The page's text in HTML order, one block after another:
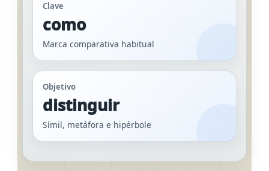
Clave
como
Marca comparativa habitual
Objetivo
distinguir
Símil, metáfora e hipérbole